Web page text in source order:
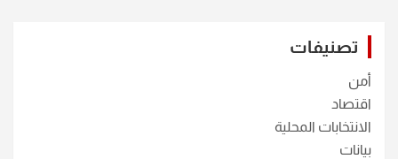
تصنيفات
أمن
اقتصاد
الانتخابات المحلية
بيانات